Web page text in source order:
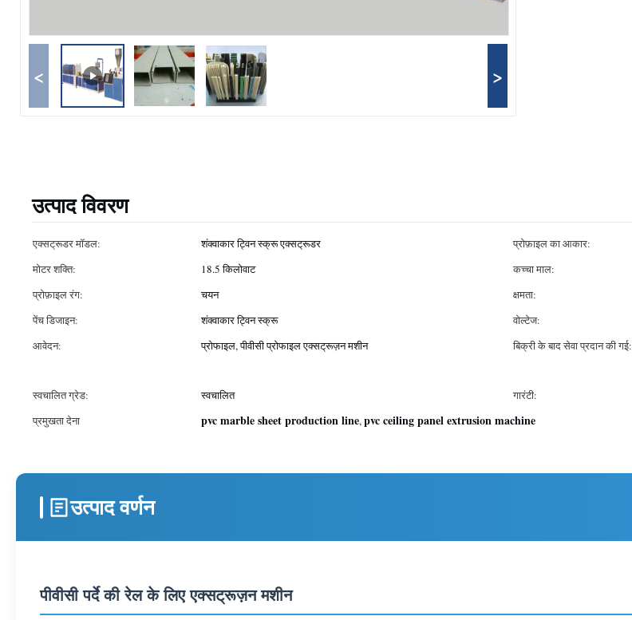
< >
उत्पाद विवरण
एक्सट्रूडर मॉडल: शंक्वाकार ट्विन स्क्रू एक्सट्रूडर प्रोफ़ाइल का आकार:
मोटर शक्ति:
18.5 किलोवाट कच्चा माल:
प्रोफ़ाइल रंग:
चयन क्षमता:
पेंच डिजाइन:
शंक्वाकार ट्विन स्क्रू वोल्टेज:
आवेदन:
प्रोफाइल, पीवीसी प्रोफाइल एक्सट्रूज़न मशीन बिक्री के बाद सेवा प्रदान की गई:
स्वचालित ग्रेड:
स्वचालित गारंटी:
प्रमुखता देना
pvc marble sheet production line,pvc ceiling panel extrusion machine
उत्पाद वर्णन
पीवीसी पर्दे की रेल के लिए एक्सट्रूज़न मशीन